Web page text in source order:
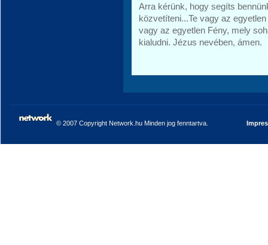
Arra kérünk, hogy segíts
közvetíteni...Te vagy az
vagy az egyetlen Fény, mely
kialudni. Jézus nevében, ámen.
© 2007 Copyright Network.hu Minden jog fenntartva.